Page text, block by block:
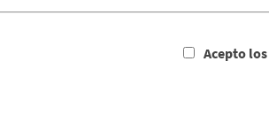
Acepto los